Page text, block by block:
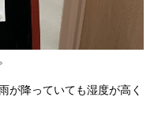
が降っていても湿度が高く